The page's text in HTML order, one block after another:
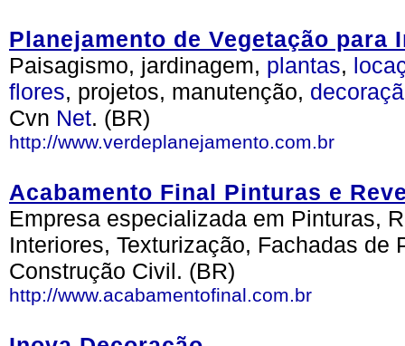
Planejamento de Vegetação para
Paisagismo, jardinagem, plantas,
flores, projetos, manutenção,
Cvn Net. (BR)
http://www.verdeplanejamento.com.br
Acabamento Final Pinturas e
Empresa especializada em Pinturas,
Interiores, Texturização, Fachadas de
Construção Civil. (BR)
http://www.acabamentofinal.com.br